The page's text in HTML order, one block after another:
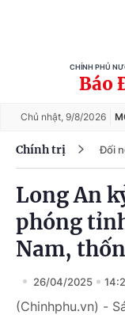
CHÍNH PHỦ
Báo
Chủ nhật, 9/8/2026
Chính trị Đối
Long An
phóng
Nam,
26/04/2025
(Chinhphu.vn) -